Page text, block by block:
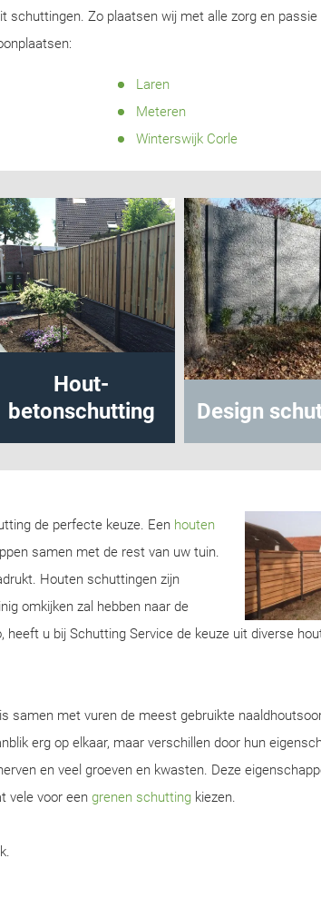
schuttingen. Zo plaatsen wij met alle zorg en passie
Laren
Meteren
Winterswijk Corle
Hout-
betonschutting
Design
de perfecte keuze. Een houten
samen met de rest van uw tuin.
Houten schuttingen zijn
omkijken zal hebben naar de
u bij Schutting Service de keuze uit diverse
samen met vuren de meest gebruikte
erg op elkaar, maar verschillen door hun
en veel groeven en kwasten. Deze
vele voor een grenen schutting kiezen.